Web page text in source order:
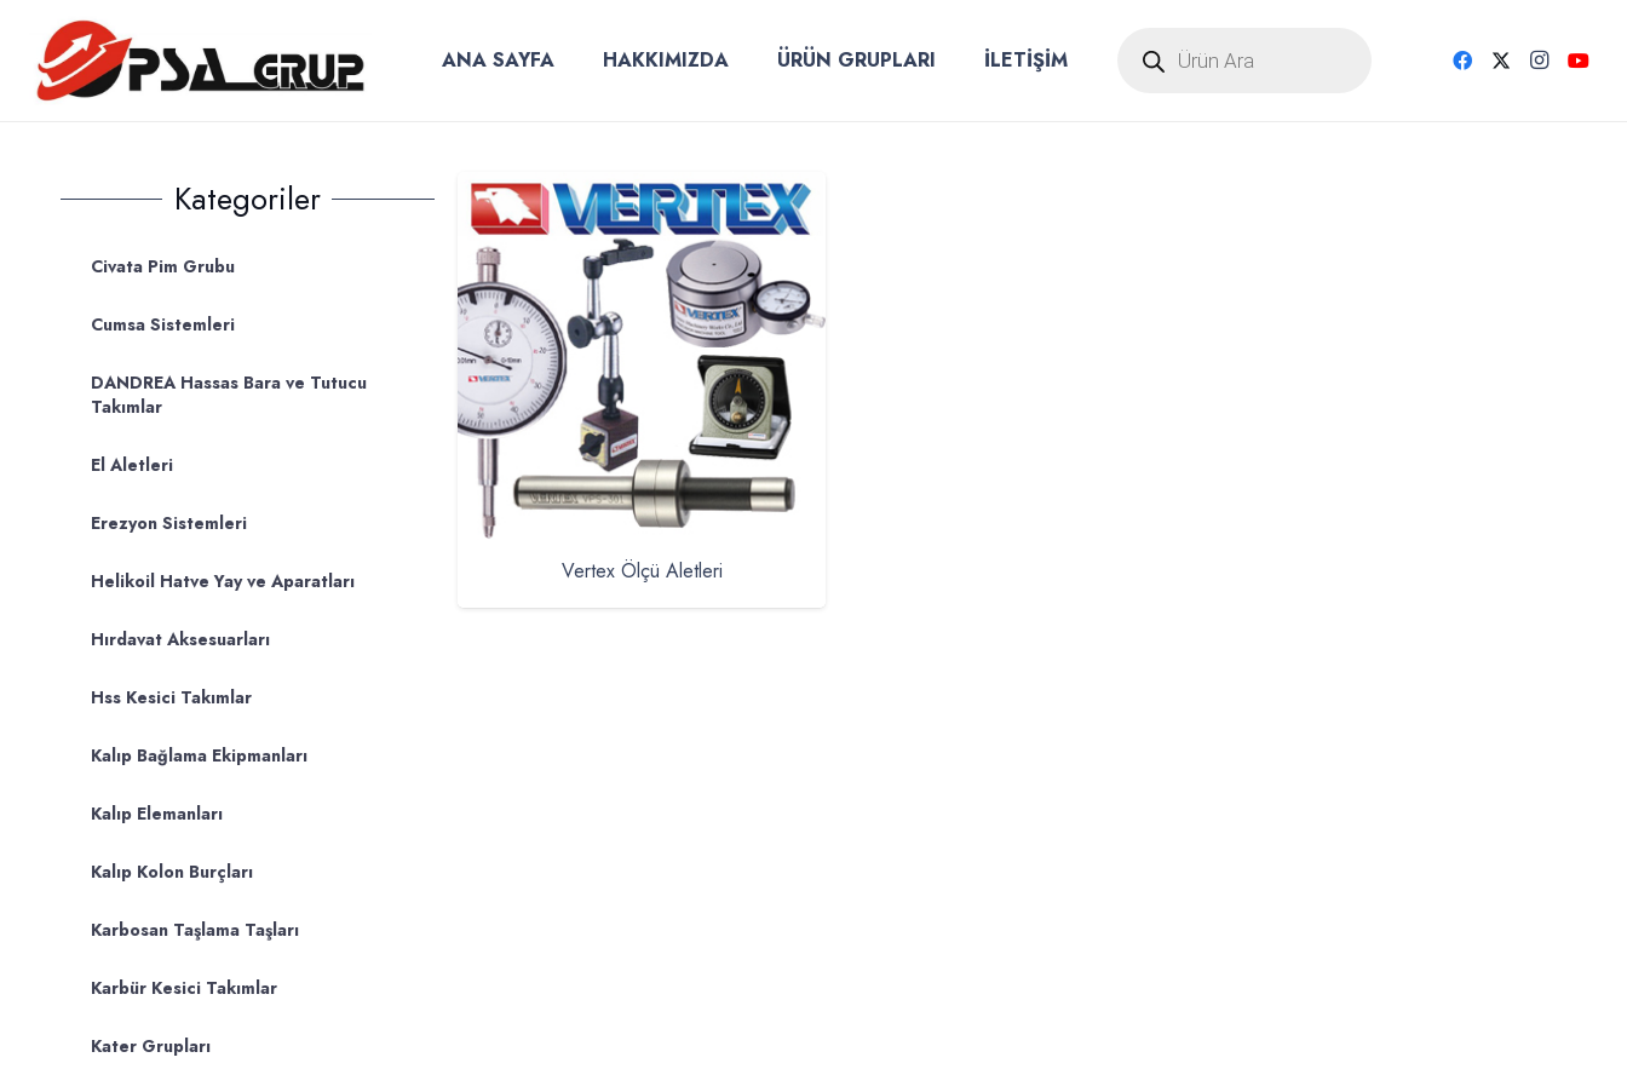
ANA SAYFA HAKKIMIZDA ÜRÜN GRUPLARI İLETİŞİM search
Kategoriler
Civata Pim Grubu
Cumsa Sistemleri
DANDREA Hassas Bara ve Tutucu
Takımlar
El Aletleri
Erezyon Sistemleri
Helikoil Hatve Yay ve Aparatları
Hırdavat Aksesuarları
Hss Kesici Takımlar
Kalıp Bağlama Ekipmanları
Kalıp Elemanları
Kalıp Kolon Burçları
Karbosan Taşlama Taşları
Karbür Kesici Takımlar
Kater Grupları
Vertex Ölçü Aletleri